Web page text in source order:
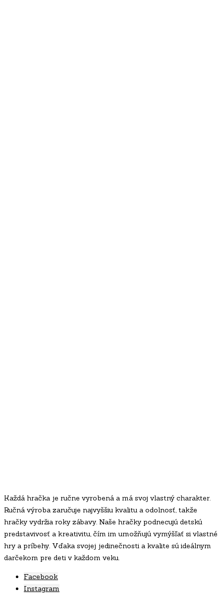
Každá hračka je ručne vyrobená a má svoj vlastný charakter.
Ručná výroba zaručuje najvyššiu kvalitu a odolnosť, takže
hračky vydržia roky zábavy. Naše hračky podnecujú detskú
predstavivosť a kreativitu, čím im umožňujú vymýšľať si vlastné
hry a príbehy. Vďaka svojej jedinečnosti a kvalite sú ideálnym
darčekom pre deti v každom veku.
Facebook
Instagram